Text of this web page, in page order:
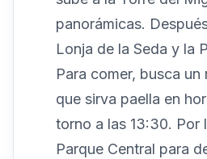
panorámicas.
Lonja de la Seda y la
Para comer, busca un
que sirva paella en
torno a las 13:30. Por
Parque Central para